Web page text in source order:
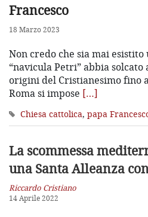
Francesco
18 Marzo 2023
Non credo che sia mai
“navicula Petri” abbia
origini del Cristianesimo fino
Roma si impose […]
Chiesa cattolica, papa
La scommessa
una Santa Alleanza
Riccardo Cristiano
14 Aprile 2022